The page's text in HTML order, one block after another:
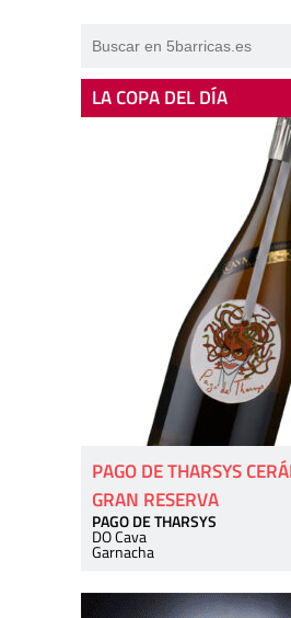
LA COPA DEL DÍA
PAGO DE THARSYS
GRAN RESERVA
PAGO DE THARSYS
DO Cava
Garnacha